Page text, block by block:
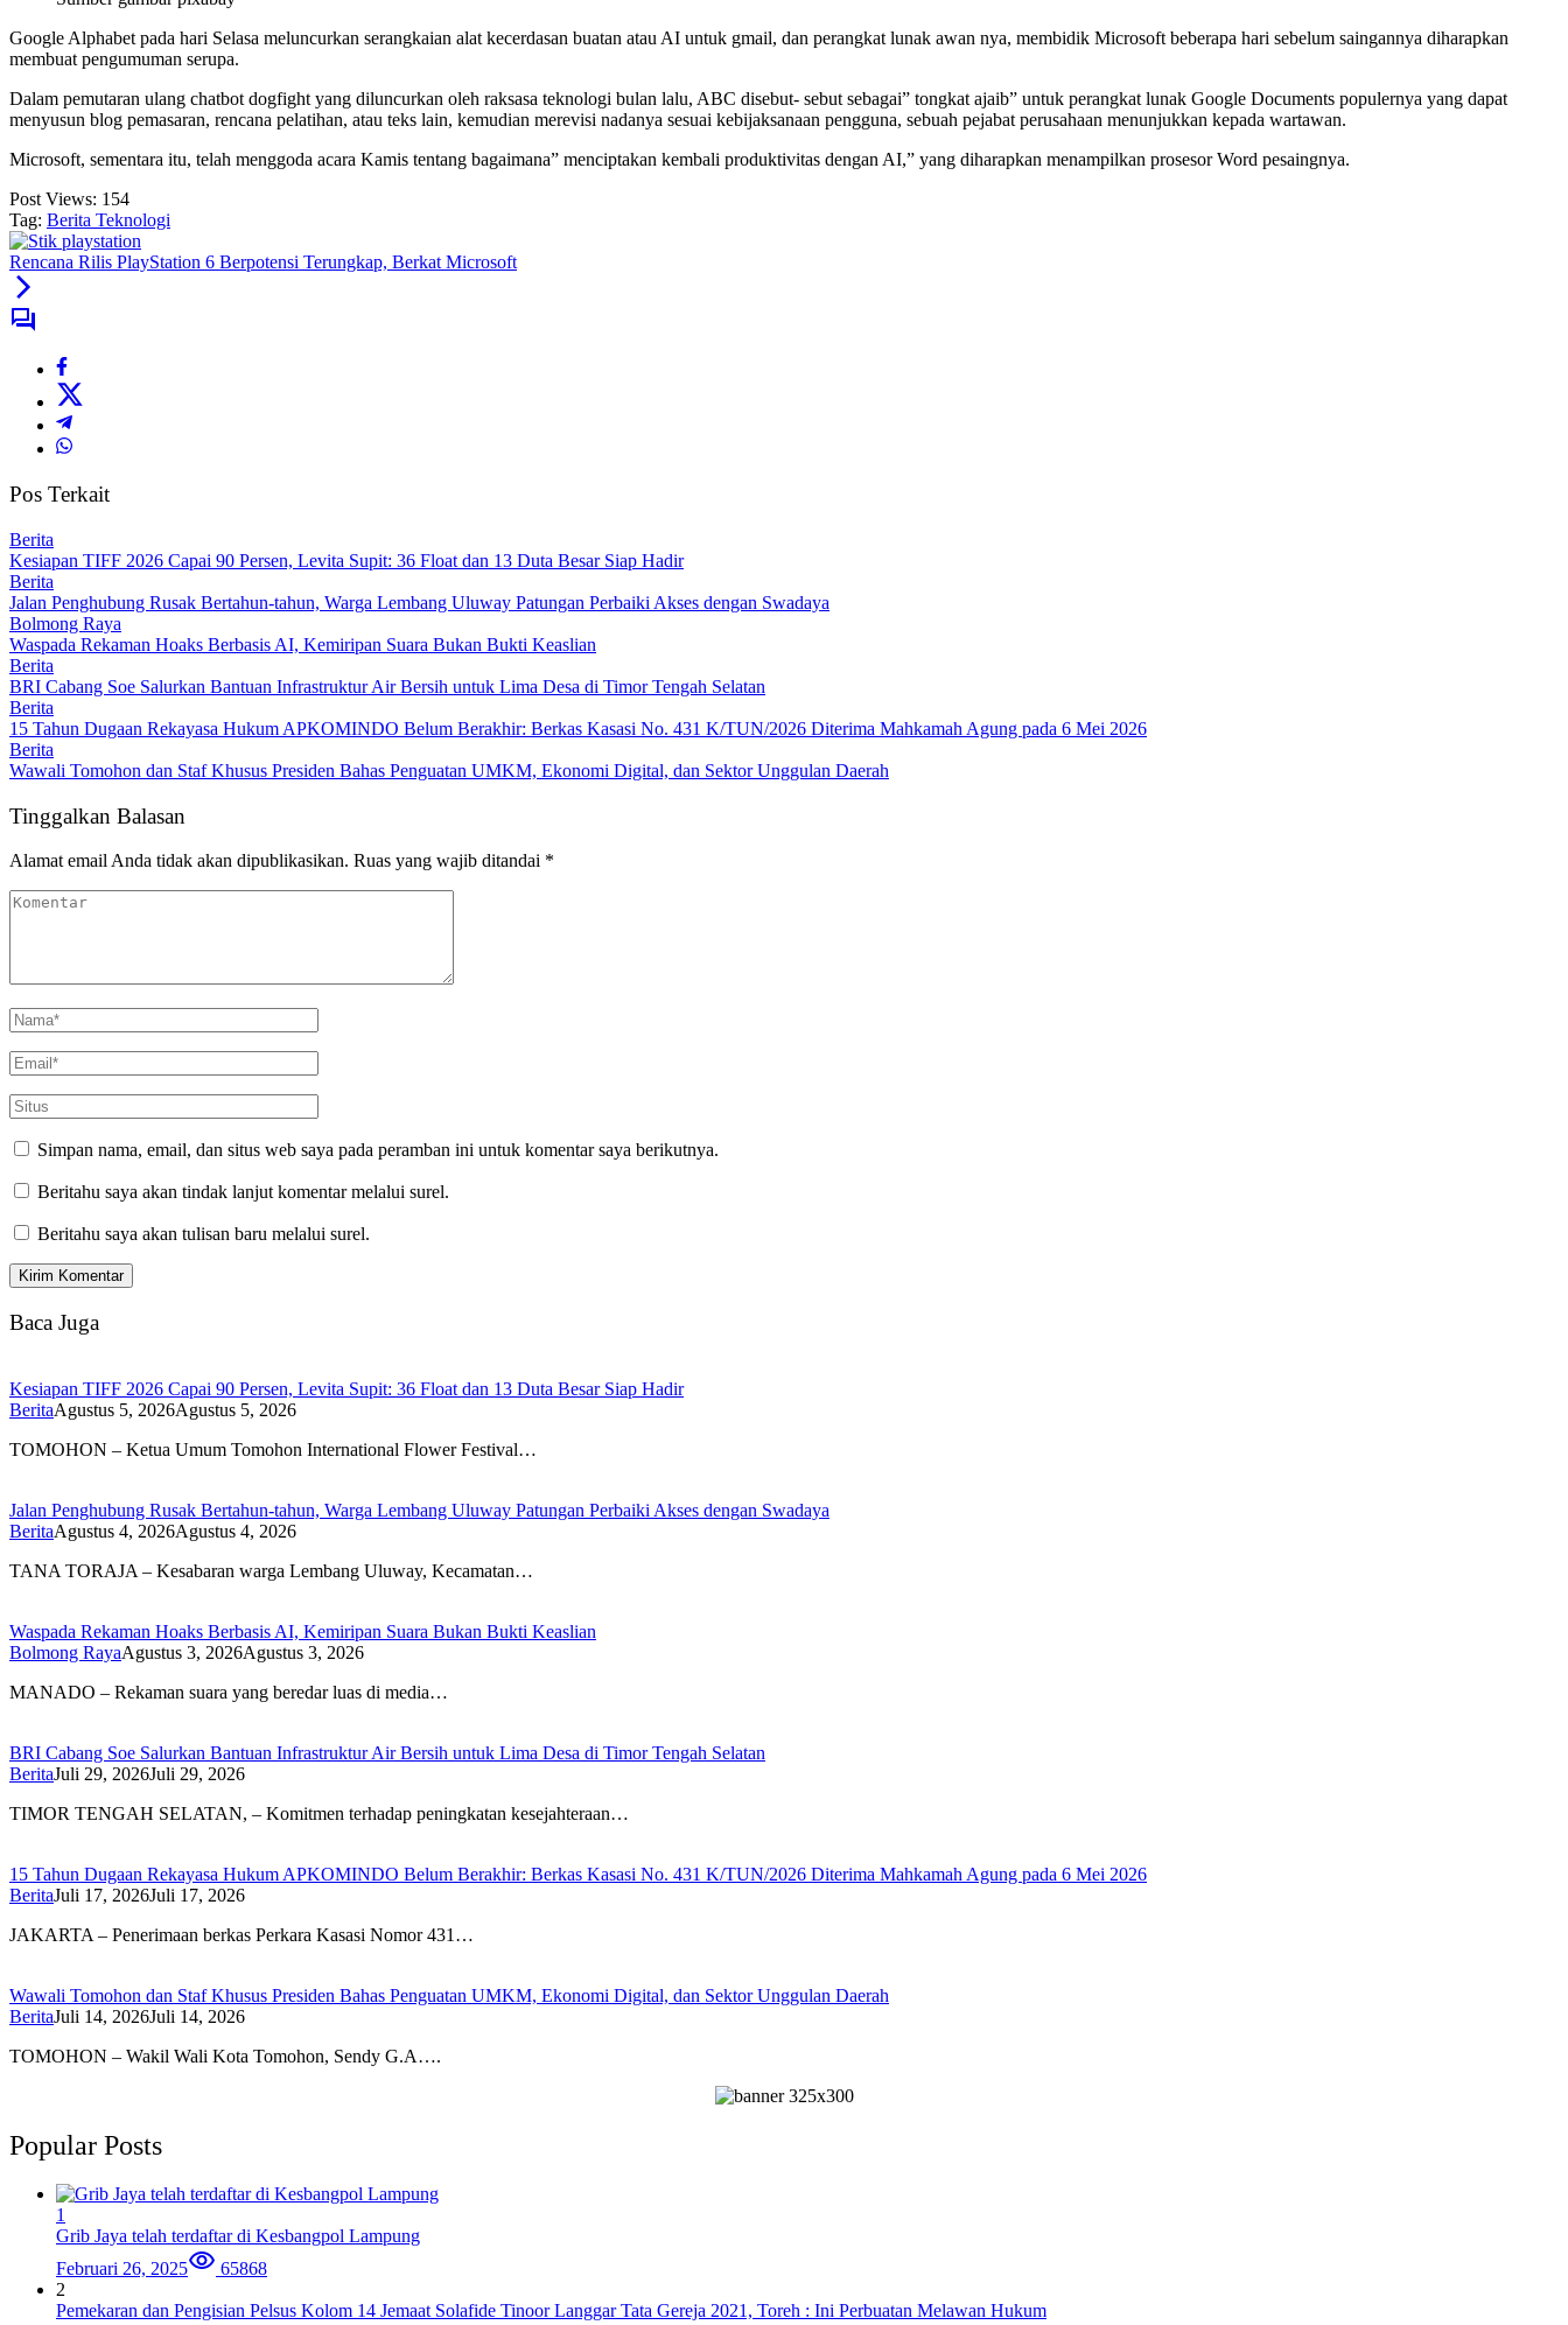
Google Alphabet pada hari Selasa meluncurkan serangkaian alat kecerdasan buatan atau AI untuk gmail, dan perangkat lunak awan nya, membidik Microsoft beberapa hari sebelum saingannya diharapkan
membuat pengumuman serupa.
Dalam pemutaran ulang chatbot dogfight yang diluncurkan oleh raksasa teknologi bulan lalu, ABC disebut- sebut sebagai” tongkat ajaib” untuk perangkat lunak Google Documents populernya yang dapat
menyusun blog pemasaran, rencana pelatihan, atau teks lain, kemudian merevisi nadanya sesuai kebijaksanaan pengguna, sebuah pejabat perusahaan menunjukkan kepada wartawan.
Microsoft, sementara itu, telah menggoda acara Kamis tentang bagaimana” menciptakan kembali produktivitas dengan AI,” yang diharapkan menampilkan prosesor Word pesaingnya.
Post Views: 154
Tag: Berita Teknologi
Rencana Rilis PlayStation 6 Berpotensi Terungkap, Berkat Microsoft
Pos Terkait
Berita
Kesiapan TIFF 2026 Capai 90 Persen, Levita Supit: 36 Float dan 13 Duta Besar Siap Hadir
Berita
Jalan Penghubung Rusak Bertahun-tahun, Warga Lembang Uluway Patungan Perbaiki Akses dengan Swadaya
Bolmong Raya
Waspada Rekaman Hoaks Berbasis AI, Kemiripan Suara Bukan Bukti Keaslian
Berita
BRI Cabang Soe Salurkan Bantuan Infrastruktur Air Bersih untuk Lima Desa di Timor Tengah Selatan
Berita
15 Tahun Dugaan Rekayasa Hukum APKOMINDO Belum Berakhir: Berkas Kasasi No. 431 K/TUN/2026 Diterima Mahkamah Agung pada 6 Mei 2026
Berita
Wawali Tomohon dan Staf Khusus Presiden Bahas Penguatan UMKM, Ekonomi Digital, dan Sektor Unggulan Daerah
Tinggalkan Balasan
Alamat email Anda tidak akan dipublikasikan. Ruas yang wajib ditandai *
Simpan nama, email, dan situs web saya pada peramban ini untuk komentar saya berikutnya.
Beritahu saya akan tindak lanjut komentar melalui surel.
Beritahu saya akan tulisan baru melalui surel.
Baca Juga
Kesiapan TIFF 2026 Capai 90 Persen, Levita Supit: 36 Float dan 13 Duta Besar Siap Hadir
BeritaAgustus 5, 2026Agustus 5, 2026
TOMOHON – Ketua Umum Tomohon International Flower Festival…
Jalan Penghubung Rusak Bertahun-tahun, Warga Lembang Uluway Patungan Perbaiki Akses dengan Swadaya
BeritaAgustus 4, 2026Agustus 4, 2026
TANA TORAJA – Kesabaran warga Lembang Uluway, Kecamatan…
Waspada Rekaman Hoaks Berbasis AI, Kemiripan Suara Bukan Bukti Keaslian
Bolmong RayaAgustus 3, 2026Agustus 3, 2026
MANADO – Rekaman suara yang beredar luas di media…
BRI Cabang Soe Salurkan Bantuan Infrastruktur Air Bersih untuk Lima Desa di Timor Tengah Selatan
BeritaJuli 29, 2026Juli 29, 2026
TIMOR TENGAH SELATAN, – Komitmen terhadap peningkatan kesejahteraan…
15 Tahun Dugaan Rekayasa Hukum APKOMINDO Belum Berakhir: Berkas Kasasi No. 431 K/TUN/2026 Diterima Mahkamah Agung pada 6 Mei 2026
BeritaJuli 17, 2026Juli 17, 2026
JAKARTA – Penerimaan berkas Perkara Kasasi Nomor 431…
Wawali Tomohon dan Staf Khusus Presiden Bahas Penguatan UMKM, Ekonomi Digital, dan Sektor Unggulan Daerah
BeritaJuli 14, 2026Juli 14, 2026
TOMOHON – Wakil Wali Kota Tomohon, Sendy G.A….
Popular Posts
1
Grib Jaya telah terdaftar di Kesbangpol Lampung
Februari 26, 2025
65868
2
Pemekaran dan Pengisian Pelsus Kolom 14 Jemaat Solafide Tinoor Langgar Tata Gereja 2021, Toreh : Ini Perbuatan Melawan Hukum